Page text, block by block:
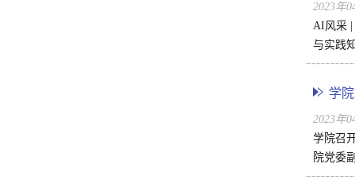
2023年
AI风采 |
与实践
学
2023年
学院召
院党委